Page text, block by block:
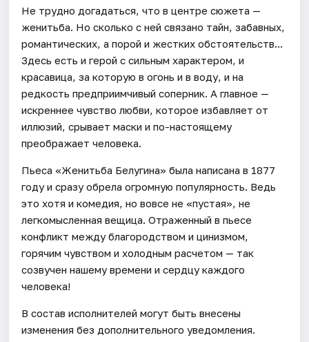
Не трудно догадаться, что в центре сюжета —
женитьба. Но сколько с ней связано тайн, забавных,
романтических, а порой и жестких обстоятельств...
Здесь есть и герой с сильным характером, и
красавица, за которую в огонь и в воду, и на
редкость предприимчивый соперник. А главное —
искреннее чувство любви, которое избавляет от
иллюзий, срывает маски и по-настоящему
преображает человека.
Пьеса «Женитьба Белугина» была написана в 1877
году и сразу обрела огромную популярность. Ведь
это хотя и комедия, но вовсе не «пустая», не
легкомысленная вещица. Отраженный в пьесе
конфликт между благородством и цинизмом,
горячим чувством и холодным расчетом — так
созвучен нашему времени и сердцу каждого
человека!
В состав исполнителей могут быть внесены
изменения без дополнительного уведомления.